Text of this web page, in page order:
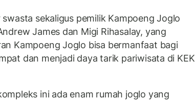
sekaligus pemilik Kampoeng Joglo
James dan Migi Rihasalay, yang
Kampoeng Joglo bisa bermanfaat bagi
dan menjadi daya tarik pariwisata di KEK
ini ada enam rumah joglo yang